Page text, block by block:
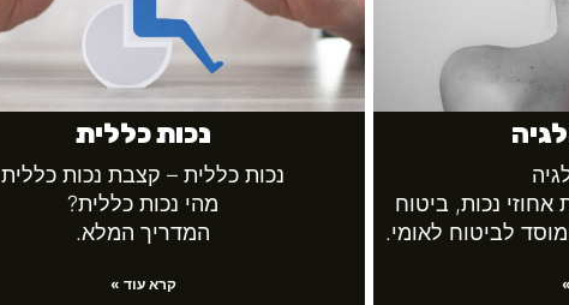
אחוזי נכות, ביטוח
נכות כללית
נכות כללית – קצבת נכות כללית
מהי נכות כללית?
המדריך המלא.
קרא עוד »